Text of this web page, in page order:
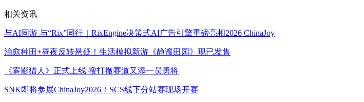
相关资讯
与AI同游 与“Rix”同行｜RixEngine决策式AI广告引擎重磅亮相2026 ChinaJoy
治愈种田+昼夜反转悬疑！生活模拟新游《静谧田园》现已发售
《雾影猎人》正式上线 搜打撤赛道又添一员勇将
SNK即将参展ChinaJoy2026！SCS线下分站赛现场开赛